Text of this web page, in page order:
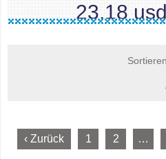
23.18 usd
Sortieren
‹ Zurück 1 2 …